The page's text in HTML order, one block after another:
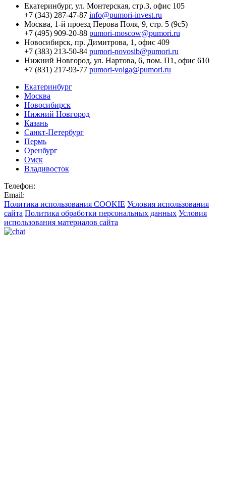
Екатеринбург, ул. Монтерская, стр.3, офис 105
+7 (343) 287-47-87 info@pumori-invest.ru
Москва, 1-й проезд Перова Поля, 9, стр. 5 (9с5)
+7 (495) 909-20-88 pumori-moscow@pumori.ru
Новосибирск, пр. Димитрова, 1, офис 409
+7 (383) 213-50-84 pumori-novosib@pumori.ru
Нижний Новгород, ул. Нартова, 6, пом. П1, офис 610
+7 (831) 217-93-77 pumori-volga@pumori.ru
Екатеринбург
Москва
Новосибирск
Нижний Новгород
Казань
Санкт-Петербург
Пермь
Оренбург
Омск
Владивосток
Телефон:
Email:
Политика использования COOKIE Условия использования
сайта Политика обработки персональных данных Условия
использования материалов сайта